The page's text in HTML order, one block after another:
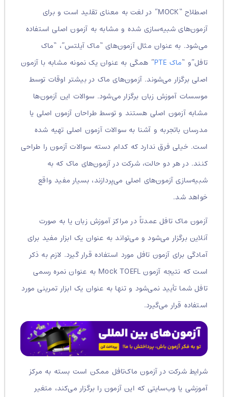
اصطلاح “MOCK” در لغت به معنای تقلید است و برای
آزمون‌های شبیه‌سازی شده و مشابه به آزمون اصلی استفاده
می‌شود. به عنوان مثال آزمون‌های “ماک آیلتس”، “ماک
تافل”و “ماک PTE
” همگی به عنوان یک نمونه مشابه با آزمون
اصلی برگزار می‌شوند. آزمون‌های ماک در بیشتر اوقات توسط
موسسات آموزش زبان برگزار می‌شود. سوالات این آزمون‌ها
مشابه آزمون اصلی هستند و توسط طراحان آزمون اصلی یا
مدرسان باتجربه و آشنا به سوالات آزمون اصلی تهیه شده
است. خیلی فرق ندارد که کدام دسته سوالات آزمون را طراحی
کنند. در هر دو حالت، شرکت در آزمون‌های ماک که به
شبیه‌سازی آزمون‌های اصلی می‌پردازند، بسیار مفید واقع
خواهد شد.
آزمون ماک تافل عمدتاً در مراکز آموزش زبان یا به صورت
آنلاین برگزار می‌شود و می‌تواند به عنوان یک ابزار مفید برای
آمادگی برای آزمون تافل مورد استفاده قرار گیرد. لازم به ذکر
است که نتیجه آزمون Mock TOEFL به عنوان نمره رسمی
تافل شما تأیید نمی‌شود و تنها به عنوان یک ابزار تمرینی مورد
استفاده قرار می‌گیرد.
شرایط شرکت در آزمون ماک‌تافل ممکن است بسته به مرکز
آموزشی یا وب‌سایتی که این آزمون را برگزار می‌کند، متغیر